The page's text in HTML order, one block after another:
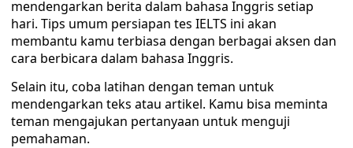
mendengarkan berita dalam bahasa Inggris setiap
hari. Tips umum persiapan tes IELTS ini akan
membantu kamu terbiasa dengan berbagai aksen dan
cara berbicara dalam bahasa Inggris.
Selain itu, coba latihan dengan teman untuk
mendengarkan teks atau artikel. Kamu bisa meminta
teman mengajukan pertanyaan untuk menguji
pemahaman.